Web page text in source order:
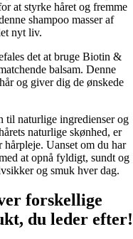
at styrke håret og fremme
shampoo masser af
nyt liv.
det at bruge Biotin &
balsam. Denne
og giver dig de ønskede
til naturlige ingredienser og
naturlige skønhed, er
Uanset om du har
at opnå fyldigt, sundt og
og smuk hver dag.
forskellige
du leder efter!